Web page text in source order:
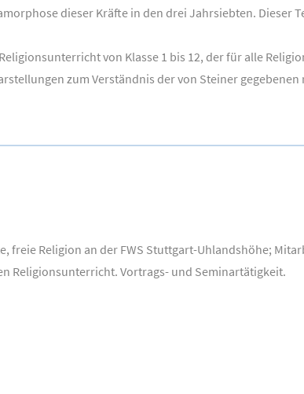
dieser Kräfte in den drei Jahrsiebten. Dieser
von Klasse 1 bis 12, der für alle
zum Verständnis der von Steiner gegebenen
freie Religion an der FWS Stuttgart-Uhlandshöhe;
Religionsunterricht. Vortrags- und Seminartätigkeit.